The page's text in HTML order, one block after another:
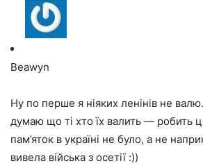
Beawyn
Ну по перше я ніяких ленінів не
думаю що ті хто їх валить — робить
пам’яток в україні не було, а не
вивела війська з осетії :))